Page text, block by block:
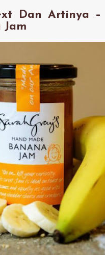
Dan Artinya –
Jam